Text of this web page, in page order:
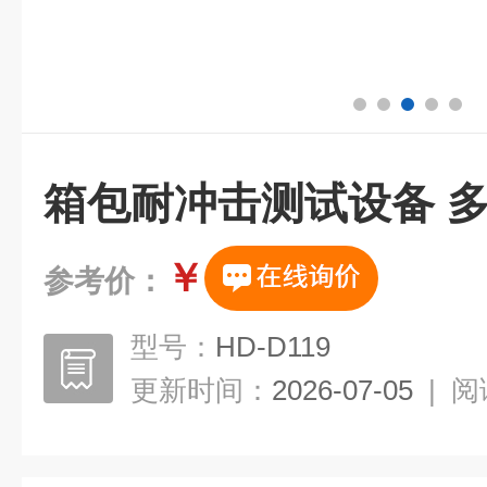
箱包耐冲击测试设备
参考价： ￥
型号： HD-D119
更新时间： 2026-07-05 | 阅